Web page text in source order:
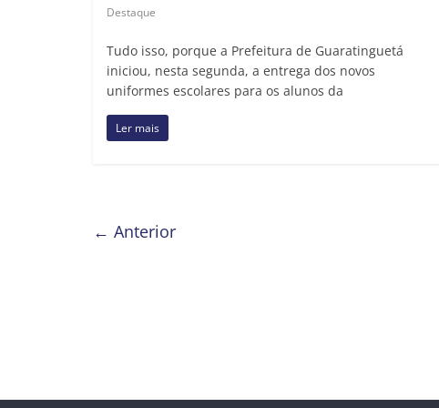
Destaque
Tudo isso, porque a Prefeitura de Guaratinguetá
iniciou, nesta segunda, a entrega dos novos
uniformes escolares para os alunos da
Ler mais
← Anterior